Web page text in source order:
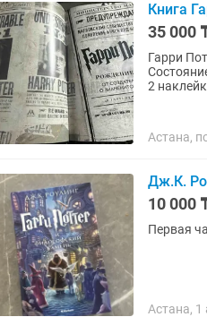
Книга
35 000
Гарри
2
Астана,
Дж.К.
10 000
Первая
Астана, 1